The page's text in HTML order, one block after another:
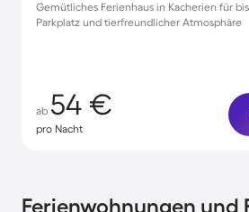
Gemütliches Ferienhaus in Kacherien für
Parkplatz und tierfreundlicher Atmosphäre
ab 54 €
pro Nacht
Ferienwohnungen und